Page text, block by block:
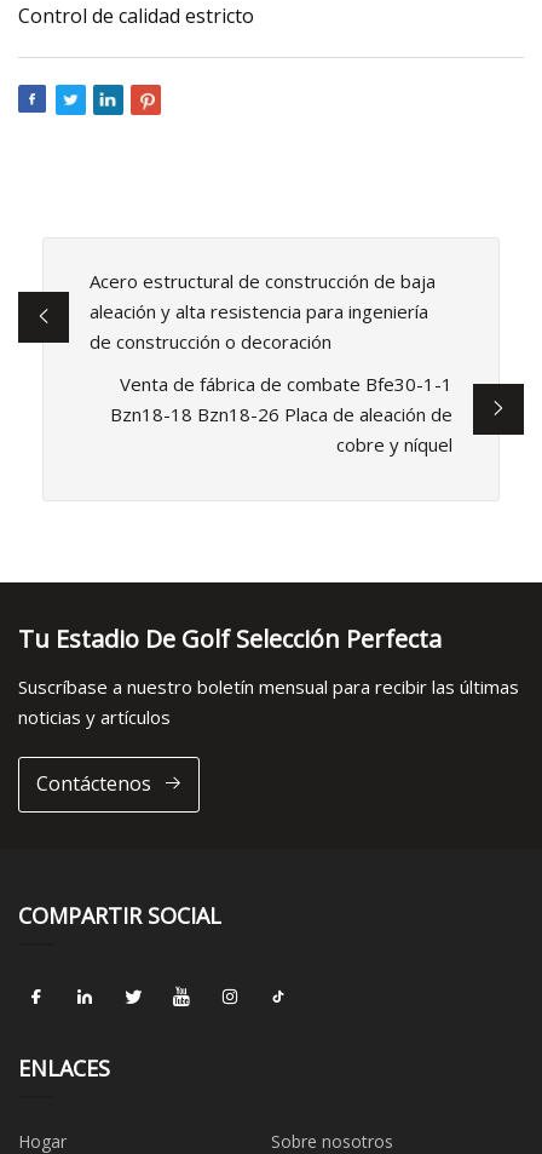
Control de calidad estricto
Acero estructural de construcción de baja
aleación y alta resistencia para ingeniería
de construcción o decoración
Venta de fábrica de combate Bfe30-1-1
Bzn18-18 Bzn18-26 Placa de aleación de
cobre y níquel
Tu Estadio De Golf Selección Perfecta
Suscríbase a nuestro boletín mensual para recibir las últimas
noticias y artículos
Contáctenos
COMPARTIR SOCIAL
ENLACES
Hogar
Sobre nosotros